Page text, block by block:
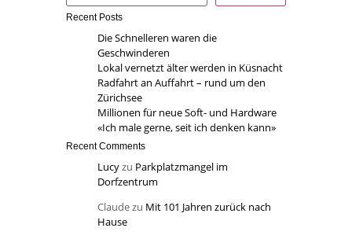
Recent Posts
Die Schnelleren waren die
Geschwinderen
Lokal vernetzt älter werden in Küsnacht
Radfahrt an Auffahrt – rund um den
Zürichsee
Millionen für neue Soft- und Hardware
«Ich male gerne, seit ich denken kann»
Recent Comments
Lucyzu Parkplatzmangel im
Dorfzentrum
Claudezu Mit 101 Jahren zurück nach
Hause